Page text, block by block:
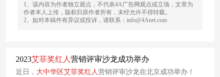
1、该内容为作者独立观点，不代表4A广告网观点或立场，文章为
作者本人上传，版权归原作者所有，未经允许不得转载。
2、如对本稿件有异议或投诉，请联系：info@4Anet.com
2023艾菲奖红 人 营销评审沙龙成功举办
近日， 大中华区艾菲奖红 人 营销评审沙龙在北京成功举办！